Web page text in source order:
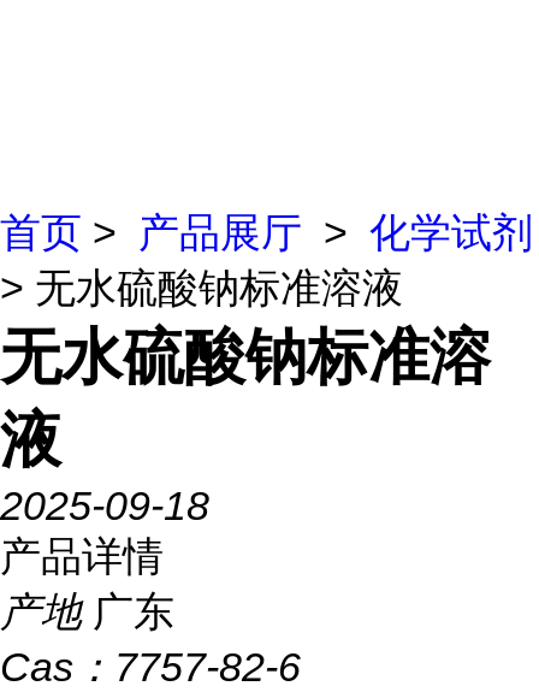
首页 > 产品展厅 > 化学试剂
> 无水硫酸钠标准溶液
无水硫酸钠标准溶
液
2025-09-18
产品详情
产地 广东
Cas： 7757-82-6